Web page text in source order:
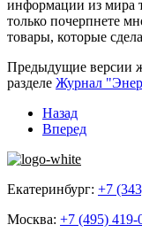
информации из мира
только почерпнете
товары, которые
Предыдущие версии
разделе Журнал
Назад
Вперед
Екатеринбург: +7
Москва: +7 (495) 419-